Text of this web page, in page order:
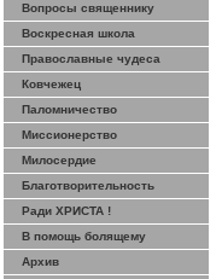
Вопросы священнику
Воскресная школа
Православные чудеса
Ковчежец
Паломничество
Миссионерство
Милосердие
Благотворительность
Ради ХРИСТА !
В помощь болящему
Архив